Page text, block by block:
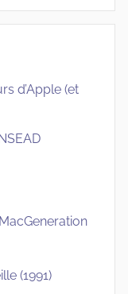
d’Apple (et
(1991)